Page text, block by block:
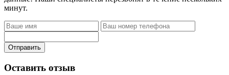
минут.
Отправить
Оставить отзыв